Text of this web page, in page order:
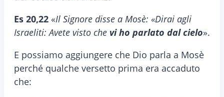
Es 20,22 «Il Signore disse a Mosè: «Dirai agli
Israeliti: Avete visto che vi ho parlato dal cielo».
E possiamo aggiungere che Dio parla a Mosè
perché qualche versetto prima era accaduto
che: